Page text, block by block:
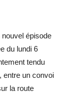
nouvel épisode
du lundi 6
tendu
entre un convoi
la route